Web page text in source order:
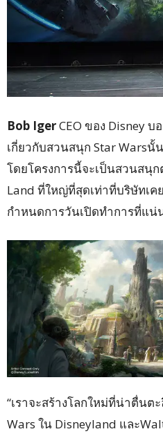
Bob IgerCEO ของ Disneyบ
เกี่ยวกับสวนสนุก Star Warsนั้
โดยโครงการนี้จะเป็นสวนสนุ
Land ที่ใหญ่ที่สุดเท่าที่บริษัทเค
กำหนดการวันเปิดทำการที่แน่
“เราจะสร้างโลกใหม่ที่น่าตื่นต
Wars ใน Disneyland และ